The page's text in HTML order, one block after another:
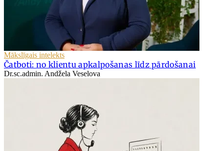
Mākslīgais intelekts
Čatboti: no klientu apkalpošanas līdz pārdošanai
Dr.sc.admin. Andžela Veselova